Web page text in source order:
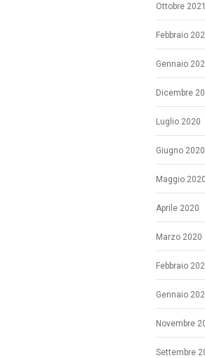
Ottobre 2021
Febbraio
Gennaio
Dicembre
Luglio 2020
Giugno 2020
Maggio 2020
Aprile 2020
Marzo 2020
Febbraio
Gennaio
Novembre
Settembre